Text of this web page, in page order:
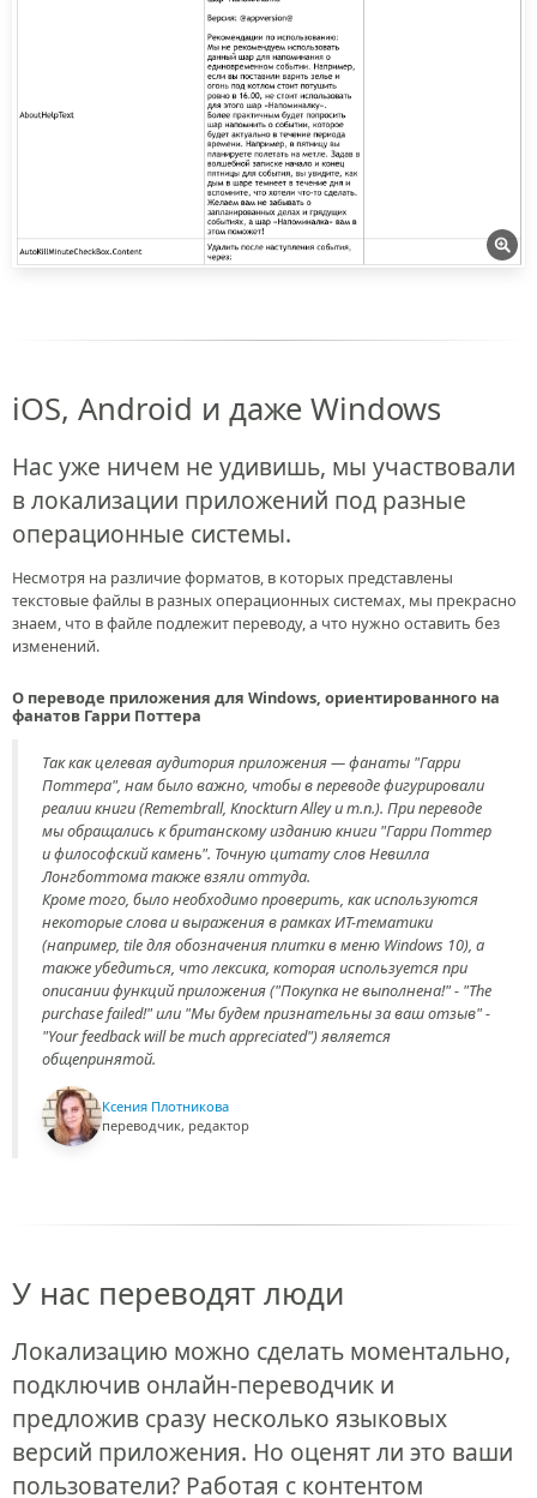
iOS, Android и даже Windows
Нас уже ничем не удивишь, мы участвовали
в локализации приложений под разные
операционные системы.
Несмотря на различие форматов, в которых представлены
текстовые файлы в разных операционных системах, мы прекрасно
знаем, что в файле подлежит переводу, а что нужно оставить без
изменений.
О переводе приложения для Windows, ориентированного на
фанатов Гарри Поттера
Так как целевая аудитория приложения — фанаты "Гарри
Поттера", нам было важно, чтобы в переводе фигурировали
реалии книги (Remembrall, Knockturn Alley и т.п.). При переводе
мы обращались к британскому изданию книги "Гарри Поттер
и философский камень". Точную цитату слов Невилла
Лонгботтома также взяли оттуда.
Кроме того, было необходимо проверить, как используются
некоторые слова и выражения в рамках ИТ-тематики
(например, tile для обозначения плитки в меню Windows 10), а
также убедиться, что лексика, которая используется при
описании функций приложения ("Покупка не выполнена!" - "The
purchase failed!" или "Мы будем признательны за ваш отзыв" -
"Your feedback will be much appreciated") является
общепринятой.
Ксения Плотникова
переводчик, редактор
У нас переводят люди
Локализацию можно сделать моментально,
подключив онлайн-переводчик и
предложив сразу несколько языковых
версий приложения. Но оценят ли это ваши
пользователи? Работая с контентом